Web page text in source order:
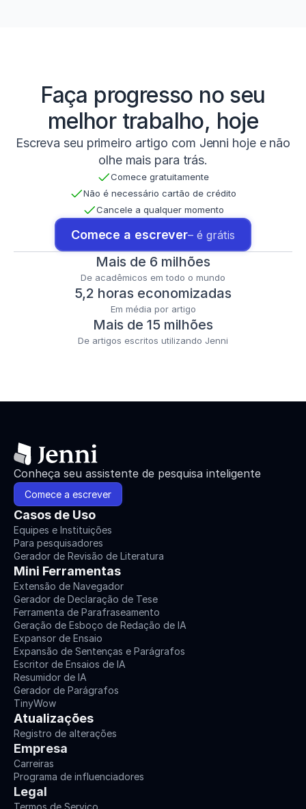
Faça progresso no seu
melhor trabalho, hoje
Escreva seu primeiro artigo com Jenni hoje e não
olhe mais para trás.
Comece gratuitamente
Não é necessário cartão de crédito
Cancele a qualquer momento
Comece a escrever– é grátis
Mais de 6 milhões
De acadêmicos em todo o mundo
5,2 horas economizadas
Em média por artigo
Mais de 15 milhões
De artigos escritos utilizando Jenni
Conheça seu assistente de pesquisa inteligente
Comece a escrever
Casos de Uso
Equipes e Instituições
Para pesquisadores
Gerador de Revisão de Literatura
Mini Ferramentas
Extensão de Navegador
Gerador de Declaração de Tese
Ferramenta de Parafraseamento
Geração de Esboço de Redação de IA
Expansor de Ensaio
Expansão de Sentenças e Parágrafos
Escritor de Ensaios de IA
Resumidor de IA
Gerador de Parágrafos
TinyWow
Atualizações
Registro de alterações
Empresa
Carreiras
Programa de influenciadores
Legal
Termos de Serviço